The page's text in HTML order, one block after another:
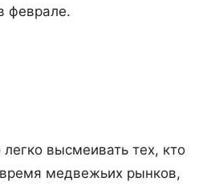
феврале.
высмеивать тех, кто
медвежьих рынков,